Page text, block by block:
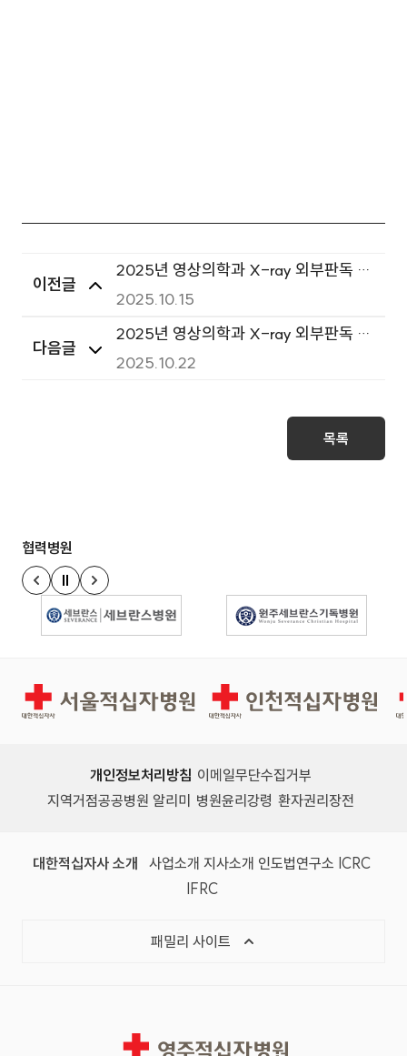
이전글
2025년 영상의학과 X-ray 외부판독 용
역 입찰공고(재공고) 안내
2025.10.15
다음글
2025년 영상의학과 X-ray 외부판독 용
역 입찰공고 안내(변경)
2025.10.22
목록
협력병원
이전 슬라이드
정지
다음 슬라이드
경인권역재활병원 인천적십자병원
개인정보처리방침 이메일무단수집거부
지역거점공공병원 알리미
병원윤리강령 환자권리장전
대한적십자사 소개 사업소개 지사소개 인도법연구소 ICRC
IFRC
패밀리 사이트
영주적십자병원